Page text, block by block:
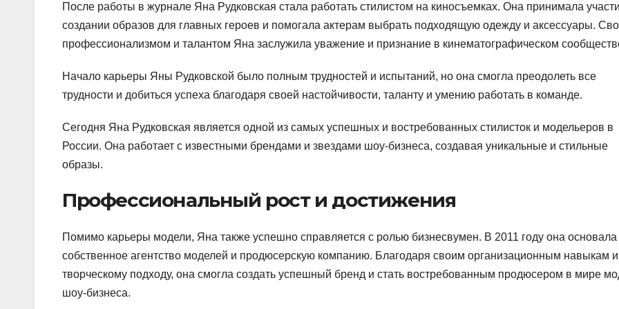
После работы в журнале Яна Рудковская стала работать стилистом на киносъемках. Она принимала
создании образов для главных героев и помогала актерам выбрать подходящую одежду и аксессуары.
профессионализмом и талантом Яна заслужила уважение и признание в кинематографическом
Начало карьеры Яны Рудковской было полным трудностей и испытаний, но она смогла преодолеть все
трудности и добиться успеха благодаря своей настойчивости, таланту и умению работать в команде.
Сегодня Яна Рудковская является одной из самых успешных и востребованных стилисток и модельеров в
России. Она работает с известными брендами и звездами шоу-бизнеса, создавая уникальные и стильные
образы.
Профессиональный рост и достижения
Помимо карьеры модели, Яна также успешно справляется с ролью бизнесвумен. В 2011 году она основала
собственное агентство моделей и продюсерскую компанию. Благодаря своим организационным навыкам и
творческому подходу, она смогла создать успешный бренд и стать востребованным продюсером в мире
шоу-бизнеса.